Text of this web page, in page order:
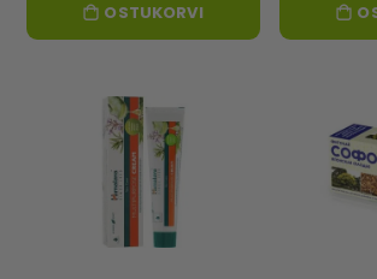
OSTUKORVI